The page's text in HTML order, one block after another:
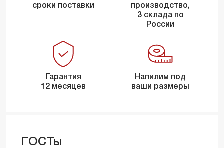
сроки поставки
производство,
3 склада по
России
Гарантия
12 месяцев
Напилим под
ваши размеры
ГОСТы